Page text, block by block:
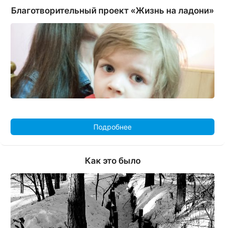
Благотворительный проект «Жизнь на ладони»
Подробнее
Как это было